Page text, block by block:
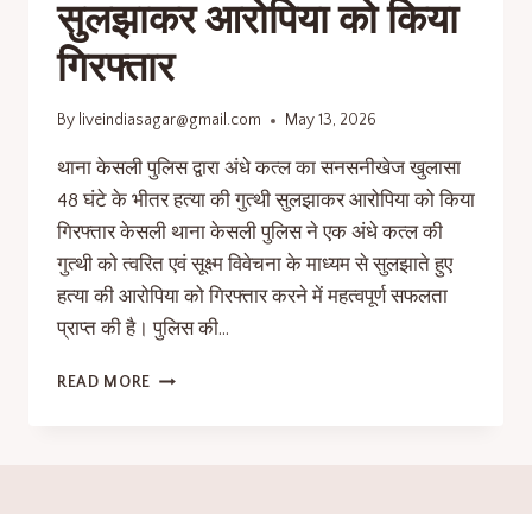
सुलझाकर आरोपिया को किया
गिरफ्तार
By liveindiasagar@gmail.com May 13, 2026
थाना केसली पुलिस द्वारा अंधे कत्ल का सनसनीखेज खुलासा
48 घंटे के भीतर हत्या की गुत्थी सुलझाकर आरोपिया को किया
गिरफ्तार केसली थाना केसली पुलिस ने एक अंधे कत्ल की
गुत्थी को त्वरित एवं सूक्ष्म विवेचना के माध्यम से सुलझाते हुए
हत्या की आरोपिया को गिरफ्तार करने में महत्वपूर्ण सफलता
प्राप्त की है। पुलिस की…
READ MORE